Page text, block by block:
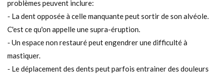
problèmes peuvent inclure:
- La dent opposée à celle manquante peut sortir de son alvéole.
C'est ce qu'on appelle une supra-éruption.
- Un espace non restauré peut engendrer une difficulté à
mastiquer.
- Le déplacement des dents peut parfois entrainer des douleurs